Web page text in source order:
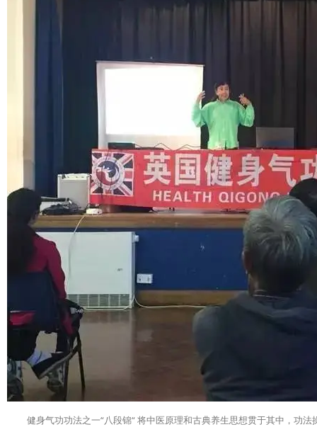
健身气功功法之一“八段锦“ 将中医原理和古典养生思想贯于其中，功